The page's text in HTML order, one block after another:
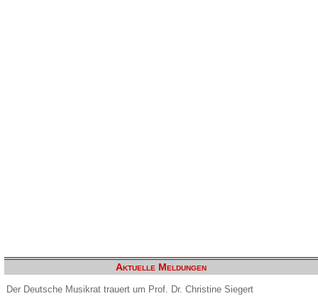
Aktuelle Meldungen
Der Deutsche Musikrat trauert um Prof. Dr. Christine Siegert